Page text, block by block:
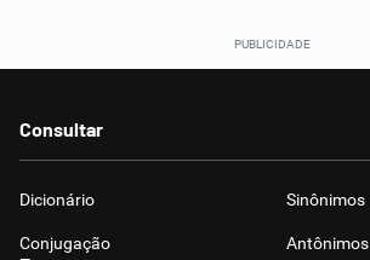
Consultar
Dicionário Sinônimos
Conjugação Antônimos